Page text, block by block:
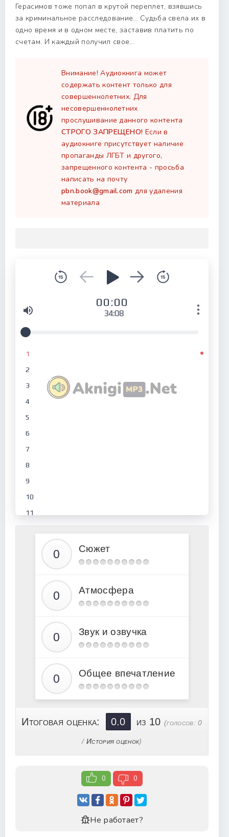
Герасимов тоже попал в крутой переплет, взявшись
за криминальное расследование… Судьба свела их в
одно время и в одном месте, заставив платить по
счетам. И каждый получил свое…
Внимание! Аудиокнига может
содержать контент только для
совершеннолетних. Для
несовершеннолетних
прослушивание данного контента
СТРОГО ЗАПРЕЩЕНО! Если в
аудиокниге присутствует наличие
пропаганды ЛГБТ и другого,
запрещенного контента - просьба
написать на почту
pbn.book@gmail.com для удаления
материала
00:00
34:08
1
2
3
4
5
6
7
8
9
10
11
Сюжет
Атмосфера
Звук и озвучка
Общее впечатление
Итоговая оценка: 0.0 из 10(голосов:0
/ История оценок)
0 0
Не работает?